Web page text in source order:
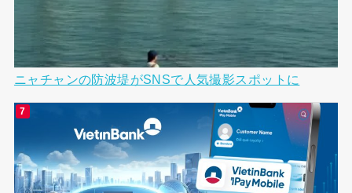
ニャチャンの防波堤がSNSで人気撮影スポットに